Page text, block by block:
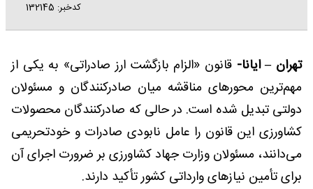
کدخبر: 132145
تهران – ایانا- قانون «الزام بازگشت ارز صادراتی» به یکی از
مهم‌ترین محورهای مناقشه میان صادرکنندگان و مسئولان
دولتی تبدیل شده است. در حالی که صادرکنندگان محصولات
کشاورزی این قانون را عامل نابودی صادرات و خودتحریمی
می‌دانند، مسئولان وزارت جهاد کشاورزی بر ضرورت اجرای آن
برای تأمین نیازهای وارداتی کشور تأکید دارند.